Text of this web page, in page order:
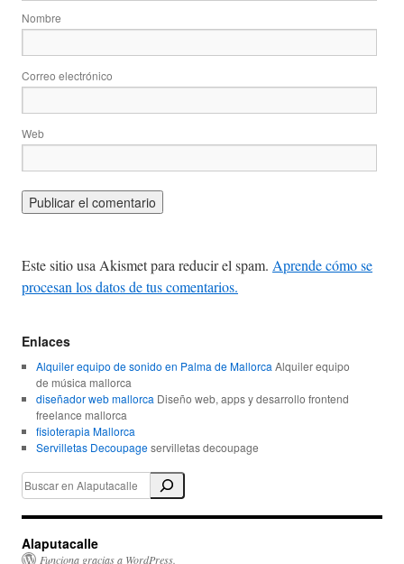
Nombre
Correo electrónico
Web
Este sitio usa Akismet para reducir el spam. Aprende cómo se
procesan los datos de tus comentarios.
Enlaces
Alquiler equipo de sonido en Palma de Mallorca Alquiler equipo
de música mallorca
diseñador web mallorca Diseño web, apps y desarrollo frontend
freelance mallorca
fisioterapia Mallorca
Servilletas Decoupageservilletas decoupage
Alaputacalle
Funciona gracias a WordPress.